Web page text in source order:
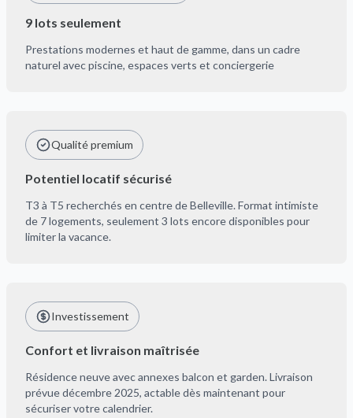
9 lots seulement
Prestations modernes et haut de gamme, dans un cadre
naturel avec piscine, espaces verts et conciergerie
Qualité premium
Potentiel locatif sécurisé
T3 à T5 recherchés en centre de Belleville. Format intimiste
de 7 logements, seulement 3 lots encore disponibles pour
limiter la vacance.
Investissement
Confort et livraison maîtrisée
Résidence neuve avec annexes balcon et garden. Livraison
prévue décembre 2025, actable dès maintenant pour
sécuriser votre calendrier.